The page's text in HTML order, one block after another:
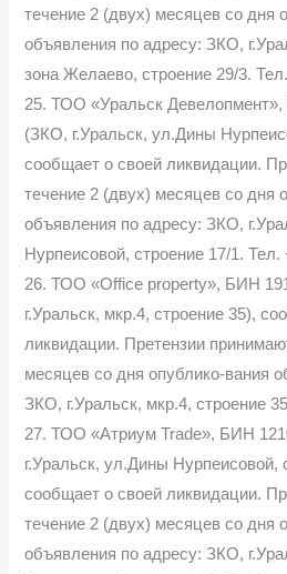
течение 2 (двух) месяцев со дня
объявления по адресу: ЗКО,
зона Желаево, строение 29/3.
25. ТОО «Уральск
(ЗКО, г.Уральск, ул.Дины
сообщает о своей ликвидации.
течение 2 (двух) месяцев со дня
объявления по адресу: ЗКО,
Нурпеисовой, строение 17/1. Тел.
26. ТОО «Office property», БИН
г.Уральск, мкр.4, строение 35),
ликвидации. Претензии
месяцев со дня опублико-вания
ЗКО, г.Уральск, мкр.4, строение
27. ТОО «Атриум Trade», БИН
г.Уральск, ул.Дины Нурпеисовой,
сообщает о своей ликвидации.
течение 2 (двух) месяцев со дня
объявления по адресу: ЗКО,